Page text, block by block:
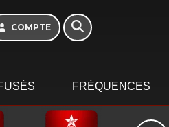
COMPTE
FRÉQUENCES
Morning - 6h à 10h